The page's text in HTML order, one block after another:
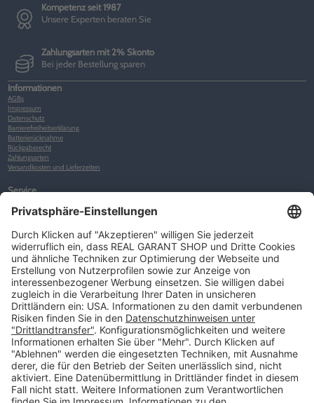
Kompetenz seit 1987
Unsere Experten beraten Sie
Zahlungsarten mit 2% Skonto
Bei jeder Bestellung sparen
Informationen
AGBs
Impressum
Datenschutz
Barrierefreiheitserklärung
Batterierücknahme
Rückgaberecht
Zahlungsarten
Versandkosten und Lieferzeiten
Service
Warenkorb
Neues Kunden-Konto anlegen
Newsletter
Kontakt
FAQs
Über uns
Kategorien
Betriebsorganisation (52)
Schlüsselorganisation (140)
Reifenorganisation (35)
Werkstattorganisation (166)
Preisauszeichnung und Preisdisplays (35)
Formulare KFZ und Werkstatt (34)
Kennzeichenhalter (49)
KFZ-Verkauf und KFZ-Präsentation (19)
Aussenwerbung (47)
Prospektpräsentation, Infosysteme (29)